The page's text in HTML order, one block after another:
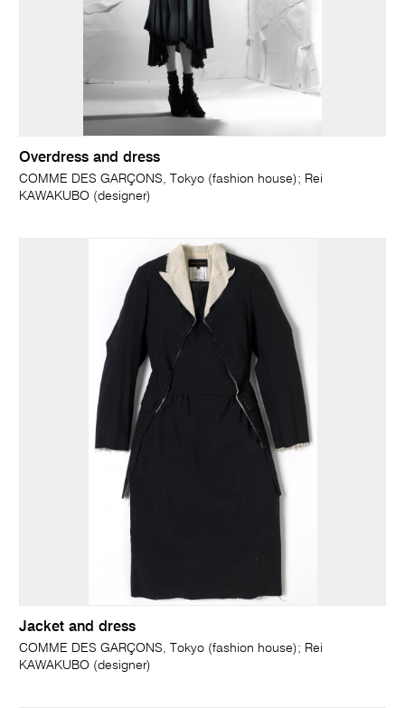
Overdress and dress
COMME DES GARÇONS, Tokyo (fashion house); Rei
KAWAKUBO (designer)
Jacket and dress
COMME DES GARÇONS, Tokyo (fashion house); Rei
KAWAKUBO (designer)